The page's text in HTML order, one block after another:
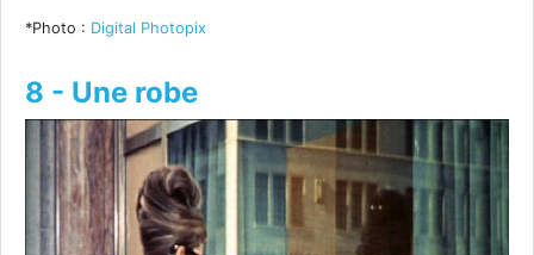
*Photo : Digital Photopix
8 - Une robe